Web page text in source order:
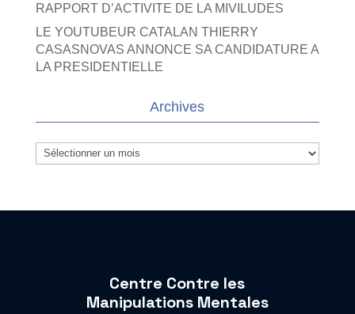
RAPPORT D’ACTIVITE DE LA MIVILUDES
LE YOUTUBEUR CATALAN THIERRY
CASASNOVAS ANNONCE SA CANDIDATURE A
LA PRESIDENTIELLE
Archives
Archives
Centre Contre les
Manipulations Mentales